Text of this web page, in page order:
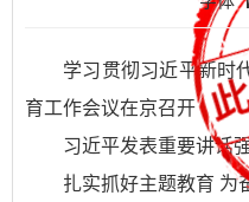
学习贯彻习近平新时
育工作会议在京召开
习近平发表重要讲话
扎实抓好主题教育 为